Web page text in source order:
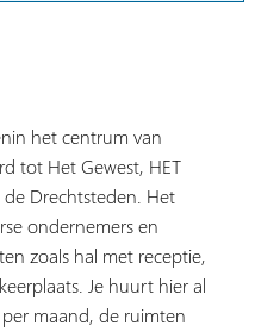
het centrum van
tot Het Gewest, HET
Drechtsteden. Het
ondernemers en
zoals hal met receptie,
Je huurt hier al
maand, de ruimten